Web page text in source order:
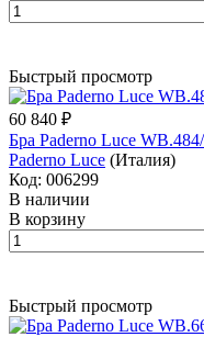
Быстрый просмотр
60 840 ₽
Бра Paderno Luce
Paderno Luce (Италия)
Код: 006299
В наличии
В корзину
Быстрый просмотр